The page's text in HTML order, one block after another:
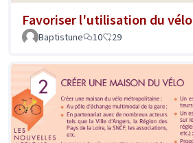
Favoriser l'utilisation du vélo
Baptistune
10 29